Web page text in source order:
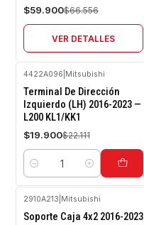
$59.900$66.556
VER DETALLES
-10%
OFF
4422A096 Mitsubishi
Terminal De Dirección
Izquierdo (LH) 2016-2023 —
L200 KL1/KK1
$19.900$22.111
Cantidad
-10%
OFF
2910A213 Mitsubishi
Soporte Caja 4x2 2016-2023